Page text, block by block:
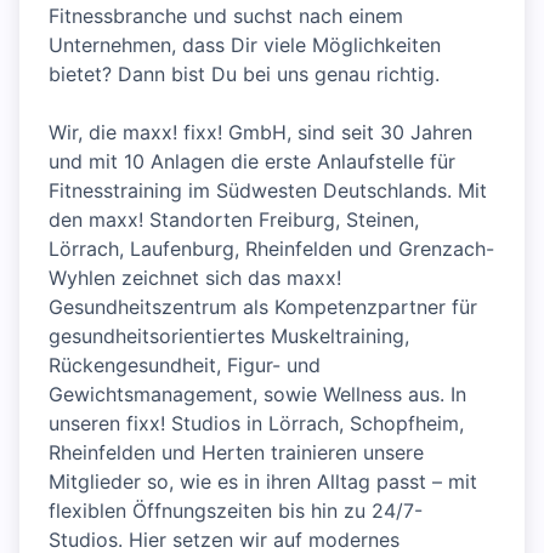
Fitnessbranche und suchst nach einem
Unternehmen, dass Dir viele Möglichkeiten
bietet? Dann bist Du bei uns genau richtig.
Wir, die maxx! fixx! GmbH, sind seit 30 Jahren
und mit 10 Anlagen die erste Anlaufstelle für
Fitnesstraining im Südwesten Deutschlands. Mit
den maxx! Standorten Freiburg, Steinen,
Lörrach, Laufenburg, Rheinfelden und Grenzach-
Wyhlen zeichnet sich das maxx!
Gesundheitszentrum als Kompetenzpartner für
gesundheitsorientiertes Muskeltraining,
Rückengesundheit, Figur- und
Gewichtsmanagement, sowie Wellness aus. In
unseren fixx! Studios in Lörrach, Schopfheim,
Rheinfelden und Herten trainieren unsere
Mitglieder so, wie es in ihren Alltag passt – mit
flexiblen Öffnungszeiten bis hin zu 24/7-
Studios. Hier setzen wir auf modernes